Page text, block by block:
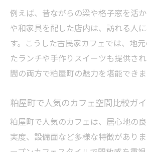
例えば、昔ながらの梁や格子窓を活
や和家具を配した店内は、訪れる人
す。こうした古民家カフェでは、地
たランチや手作りスイーツも提供さ
間の両方で粕屋町の魅力を堪能できま
粕屋町で人気のカフェ空間比較ガ
粕屋町で人気のカフェは、居心地の
実度、設備面など多様な特徴があり